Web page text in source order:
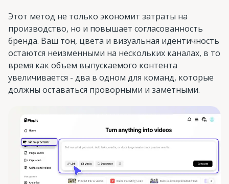
Этот метод не только экономит затраты на
производство, но и повышает согласованность
бренда. Ваш тон, цвета и визуальная идентичность
остаются неизменными на нескольких каналах, в то
время как объем выпускаемого контента
увеличивается - два в одном для команд, которые
должны оставаться проворными и заметными.